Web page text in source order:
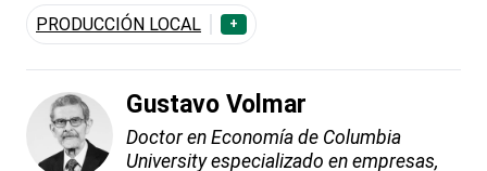
PRODUCCIÓN LOCAL +
Gustavo Volmar
Doctor en Economía de Columbia
University especializado en empresas,